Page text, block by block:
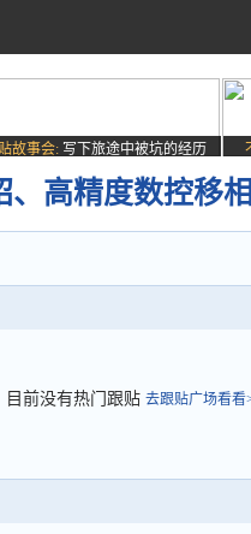
故事会: 写下旅途中被坑的经历
、高精度数控移
目前没有热门跟贴 去跟贴广场看看